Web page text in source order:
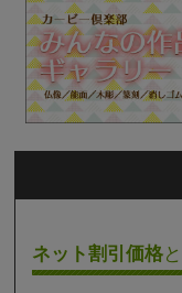
ネット割引価格と